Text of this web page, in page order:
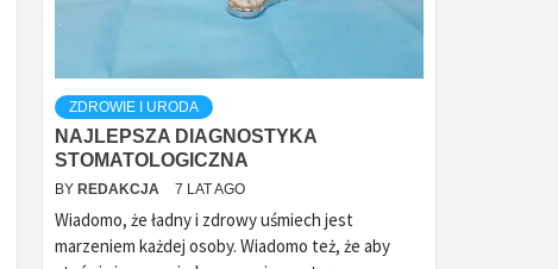
ZDROWIE I URODA
NAJLEPSZA DIAGNOSTYKA
STOMATOLOGICZNA
BY REDAKCJA 7 LAT AGO
Wiadomo, że ładny i zdrowy uśmiech jest
marzeniem każdej osoby. Wiadomo też, że aby